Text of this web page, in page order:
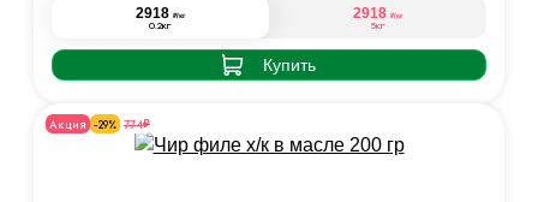
2918 ₽/кг
0.2кг
2918 ₽/кг
5кг
Купить
Акция -29% 774₽